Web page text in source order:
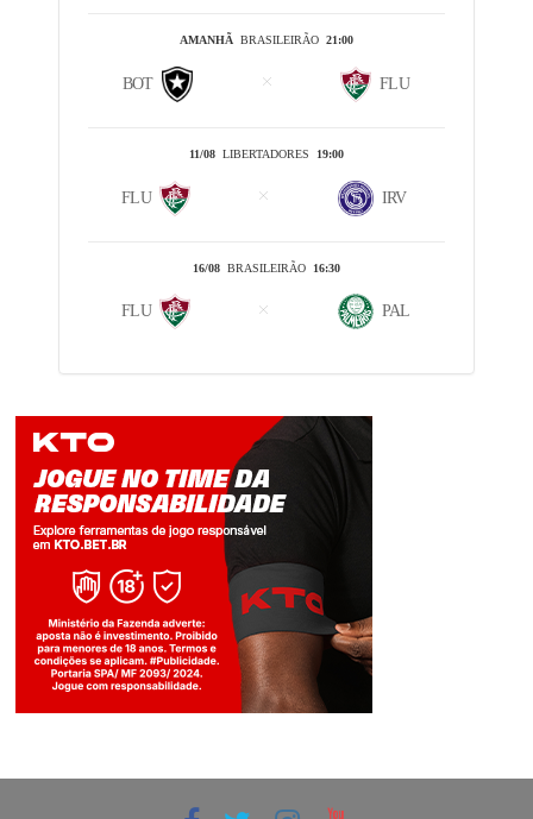
AMANHÃBRASILEIRÃO 21:00
BOT FLU
11/08LIBERTADORES 19:00
FLU IRV
16/08BRASILEIRÃO 16:30
FLU PAL